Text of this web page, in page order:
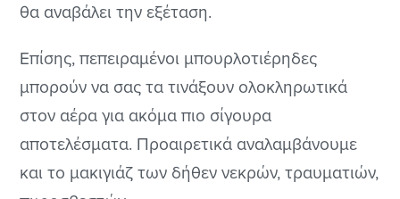
θα αναβάλει την εξέταση.
Επίσης, πεπειραμένοι μπουρλοτιέρηδες
μπορούν να σας τα τινάξουν ολοκληρωτικά
στον αέρα για ακόμα πιο σίγουρα
αποτελέσματα. Προαιρετικά αναλαμβάνουμε
και το μακιγιάζ των δήθεν νεκρών, τραυματιών,